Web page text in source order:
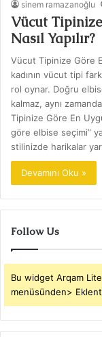
sinem ramazanoğlu
Vücut
Nasıl Yapılır?
Vücut Tipinize Göre
kadının vücut tipi
rol oynar. Doğru
kalmaz, aynı
Tipinize Göre En
göre elbise seçimi”
stilinizde harikalar
Devamını Oku »
Follow Us
Bu widget Arqam
menüsünden>